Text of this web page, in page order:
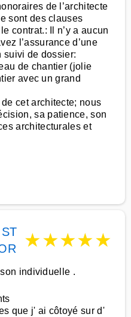
de l’architecte
sont des clauses
contrat.: Il n’y a aucun
l’assurance d’une
suivi de dossier:
de chantier (jolie
avec un grand
cet architecte; nous
sa patience, son
architecturales et
ST
★★★★★
individuelle .
que j' ai côtoyé sur d'